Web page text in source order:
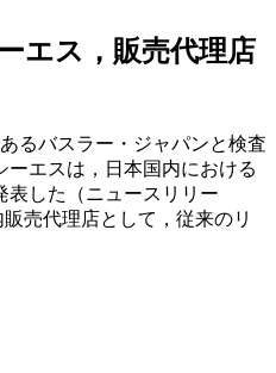
エス，販売代理店
るバスラー・ジャパンと検査
ーエスは，日本国内における
表した（ニュースリリー
売代理店として，従来のリ